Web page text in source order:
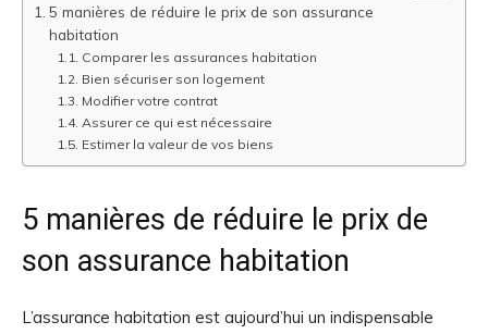
5 manières de réduire le prix de son assurance
habitation
Comparer les assurances habitation
Bien sécuriser son logement
Modifier votre contrat
Assurer ce qui est nécessaire
Estimer la valeur de vos biens
5 manières de réduire le prix de
son assurance habitation
L’assurance habitation est aujourd’hui un indispensable